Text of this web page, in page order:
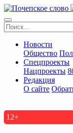
Новости
Общество
Спецпроекты
Нацпроекты
Редакция
О сайте
12+